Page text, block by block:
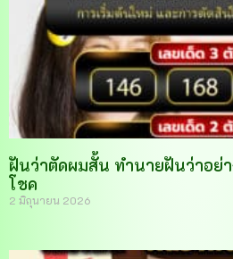
ฝันว่าตัดผมสั้น ทำนายฝันว่าอย่า
โชค
2 มิถุนายน 2026